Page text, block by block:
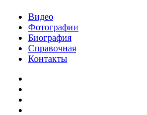
Видео
Фотографии
Биография
Справочная
Контакты